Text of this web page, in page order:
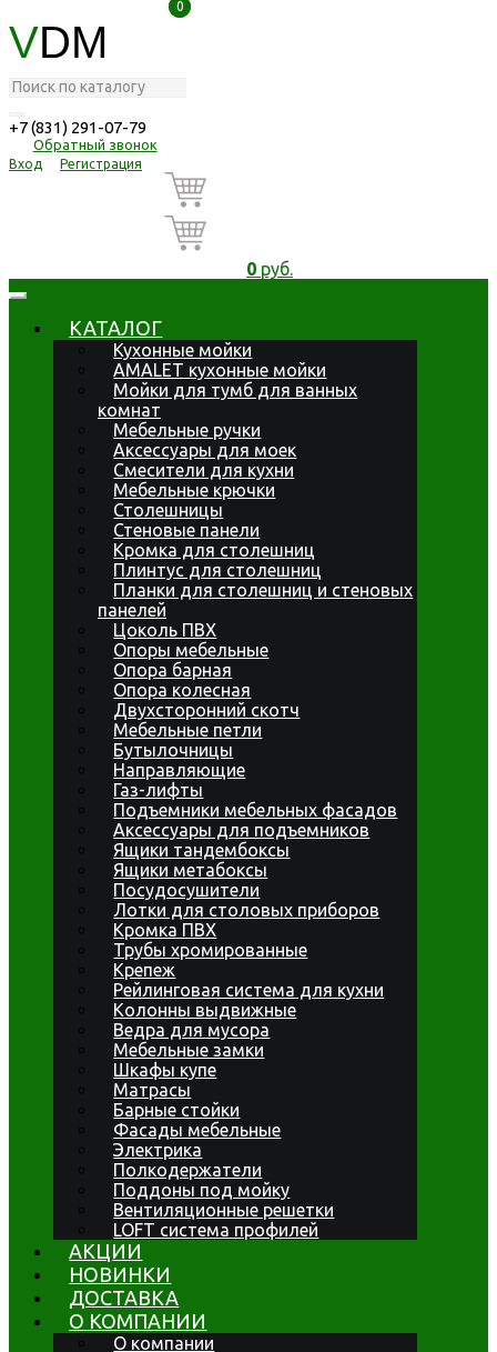
VDM
+7 (831) 291-07-79
Обратный звонок
Вход Регистрация
0
0
0руб.
КАТАЛОГ
Кухонные мойки
AMALET кухонные мойки
Мойки для тумб для ванных
комнат
Мебельные ручки
Аксессуары для моек
Смесители для кухни
Мебельные крючки
Столешницы
Стеновые панели
Кромка для столешниц
Плинтус для столешниц
Планки для столешниц и стеновых
панелей
Цоколь ПВХ
Опоры мебельные
Опора барная
Опора колесная
Двухсторонний скотч
Мебельные петли
Бутылочницы
Направляющие
Газ-лифты
Подъемники мебельных фасадов
Аксессуары для подъемников
Ящики тандембоксы
Ящики метабоксы
Посудосушители
Лотки для столовых приборов
Кромка ПВХ
Трубы хромированные
Крепеж
Рейлинговая система для кухни
Колонны выдвижные
Ведра для мусора
Мебельные замки
Шкафы купе
Матрасы
Барные стойки
Фасады мебельные
Электрика
Полкодержатели
Поддоны под мойку
Вентиляционные решетки
LOFT система профилей
АКЦИИ
НОВИНКИ
ДОСТАВКА
О КОМПАНИИ
О компании